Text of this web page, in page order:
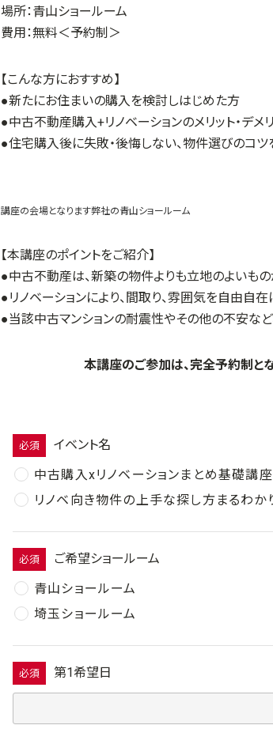
場所：青山ショールーム
費用：無料＜予約制＞
【こんな方におすすめ】
●新たにお住まいの購入を検討しはじめた方
●中古不動産購入+リノベーションのメリット・デメ
●住宅購入後に失敗・後悔しない、物件選びのコツ
講座の会場となります弊社の青山ショールーム
【本講座のポイントをご紹介】
●中古不動産は、新築の物件よりも立地のよいも
●リノベーションにより、間取り、雰囲気を自由自
●当該中古マンションの耐震性やその他の不安な
本講座のご参加は、完全予約制とな
必須
イベント名
中古購入xリノベーションまとめ基礎講座
リノベ向き物件の上手な探し方まるわか
必須
ご希望ショールーム
青山ショールーム
埼玉ショールーム
必須 第1希望日